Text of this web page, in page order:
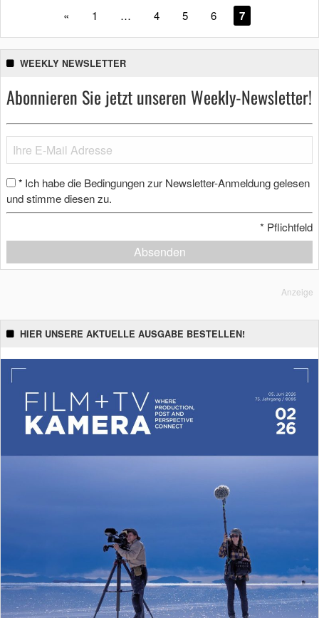
« 1 … 4 5 6 7
WEEKLY NEWSLETTER
Abonnieren Sie jetzt unseren Weekly-Newsletter!
* Ich habe die Bedingungen zur Newsletter-Anmeldung gelesen
und stimme diesen zu.
* Pflichtfeld
Absenden
Anzeige
HIER UNSERE AKTUELLE AUSGABE BESTELLEN!